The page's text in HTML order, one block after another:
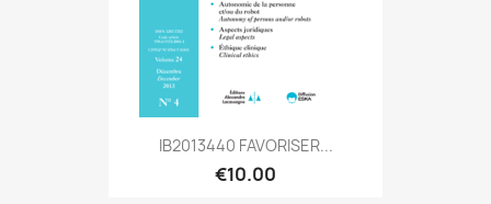
IB2013440 FAVORISER...
€10.00